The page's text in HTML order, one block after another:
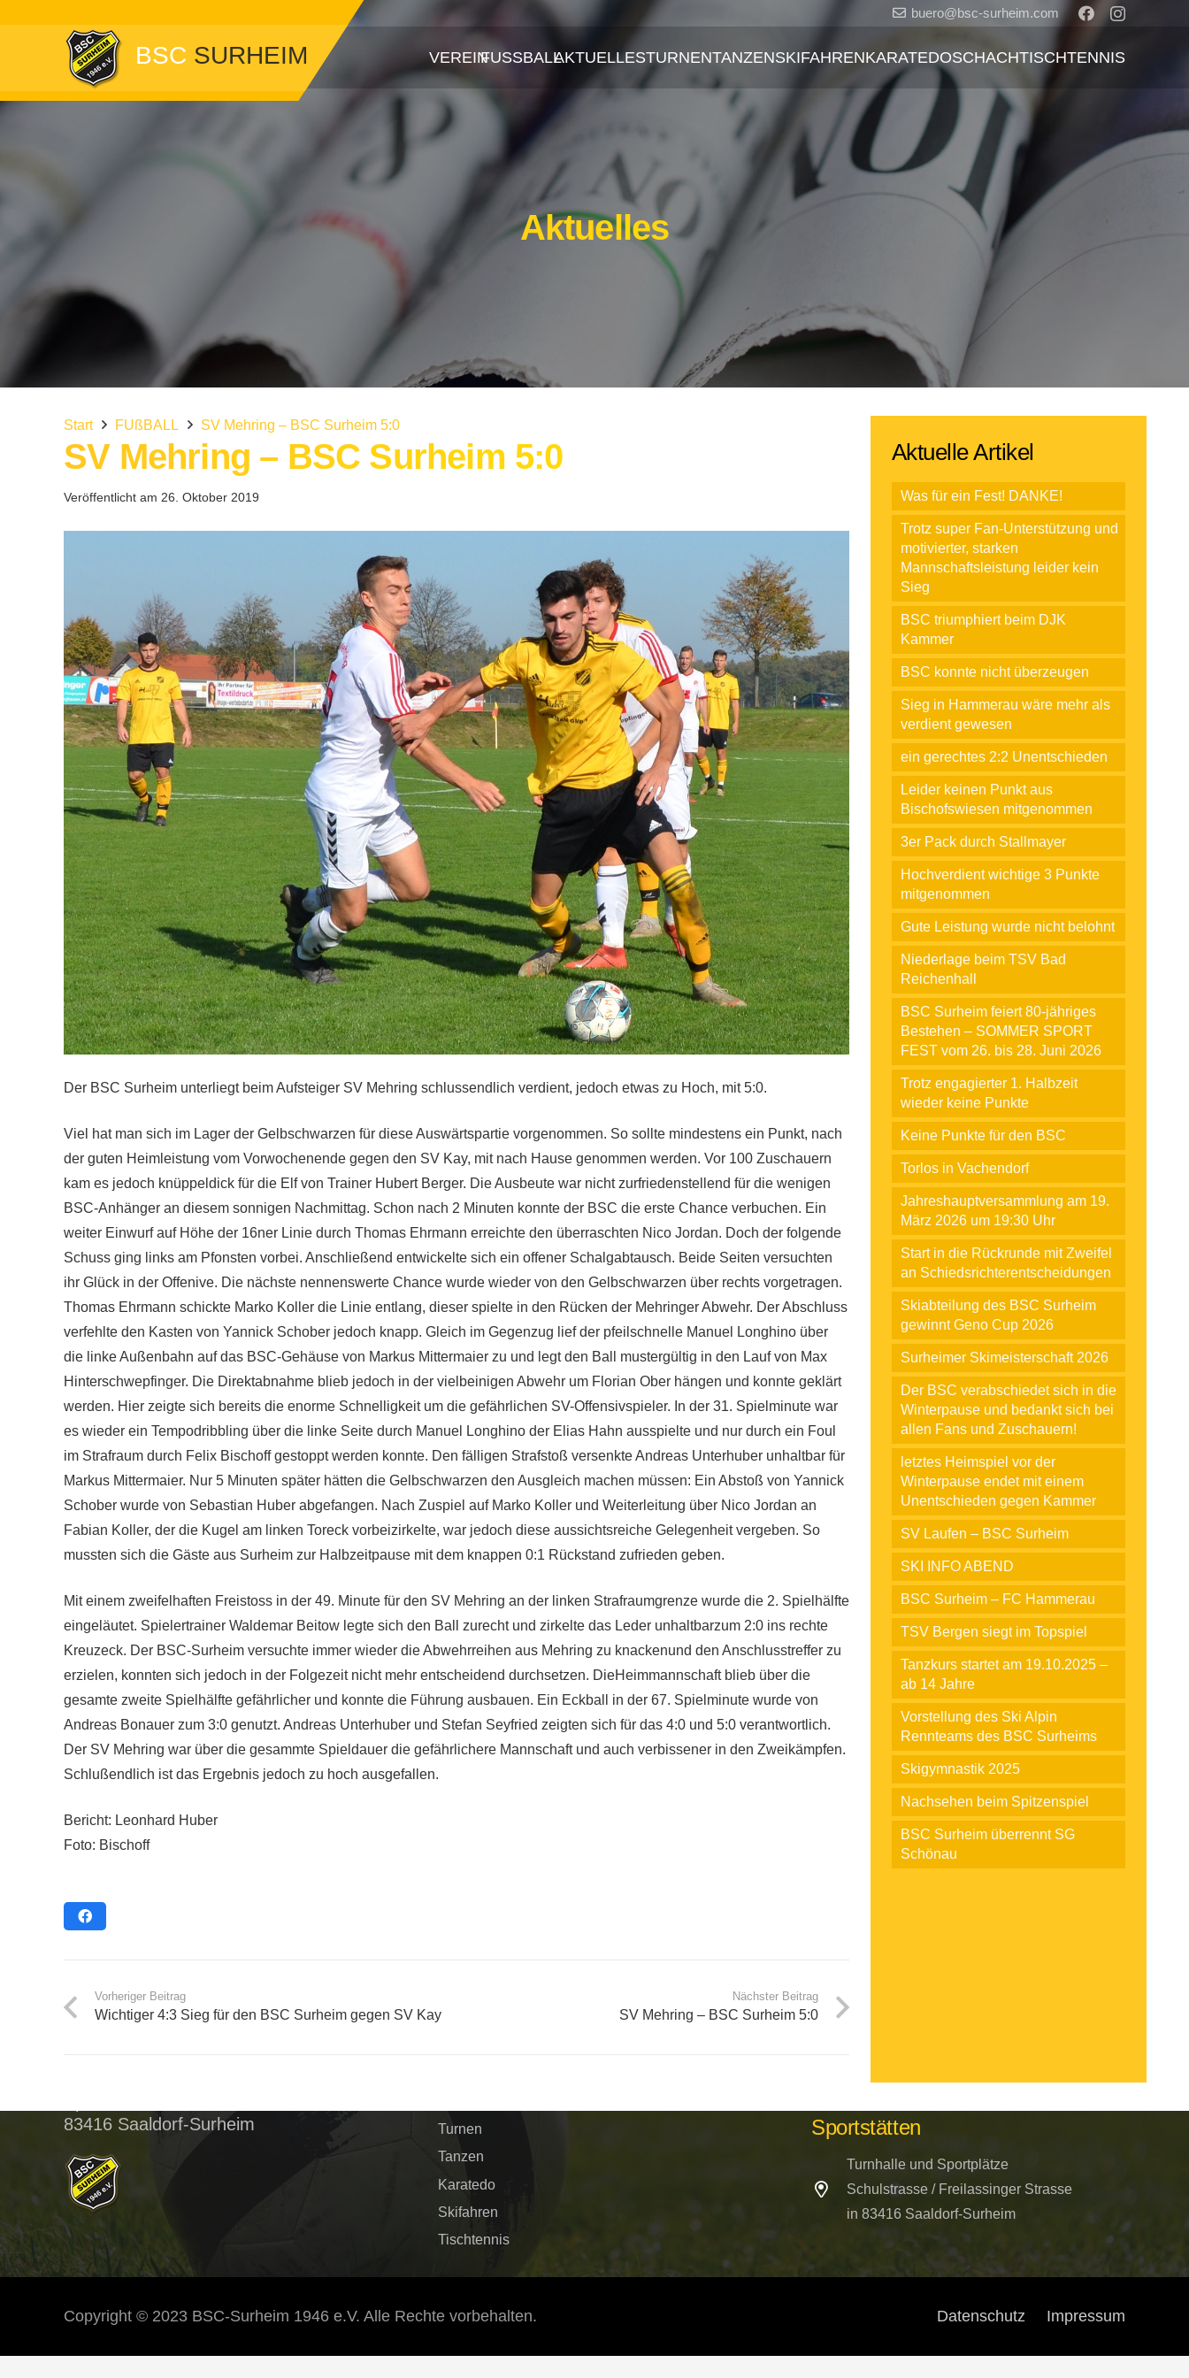
buero@bsc-surheim.com
BSC SURHEIM VEREINFUSSBALLAKTUELLESTURNENTANZENSKIFAHRENKARATEDOSCHACHTISCHTENNIS
Aktuelles
Start FUßBALL SV Mehring – BSC Surheim 5:0
SV Mehring – BSC Surheim 5:0
Veröffentlicht am 26. Oktober 2019
Der BSC Surheim unterliegt beim Aufsteiger SV Mehring schlussendlich verdient, jedoch etwas zu Hoch, mit 5:0.
Viel hat man sich im Lager der Gelbschwarzen für diese Auswärtspartie vorgenommen. So sollte mindestens ein Punkt, nach
der guten Heimleistung vom Vorwochenende gegen den SV Kay, mit nach Hause genommen werden. Vor 100 Zuschauern
kam es jedoch knüppeldick für die Elf von Trainer Hubert Berger. Die Ausbeute war nicht zurfriedenstellend für die wenigen
BSC-Anhänger an diesem sonnigen Nachmittag. Schon nach 2 Minuten konnte der BSC die erste Chance verbuchen. Ein
weiter Einwurf auf Höhe der 16ner Linie durch Thomas Ehrmann erreichte den überraschten Nico Jordan. Doch der folgende
Schuss ging links am Pfonsten vorbei. Anschließend entwickelte sich ein offener Schalgabtausch. Beide Seiten versuchten
ihr Glück in der Offenive. Die nächste nennenswerte Chance wurde wieder von den Gelbschwarzen über rechts vorgetragen.
Thomas Ehrmann schickte Marko Koller die Linie entlang, dieser spielte in den Rücken der Mehringer Abwehr. Der Abschluss
verfehlte den Kasten von Yannick Schober jedoch knapp. Gleich im Gegenzug lief der pfeilschnelle Manuel Longhino über
die linke Außenbahn auf das BSC-Gehäuse von Markus Mittermaier zu und legt den Ball mustergültig in den Lauf von Max
Hinterschwepfinger. Die Direktabnahme blieb jedoch in der vielbeinigen Abwehr um Florian Ober hängen und konnte geklärt
werden. Hier zeigte sich bereits die enorme Schnelligkeit um die gefährlichen SV-Offensivspieler. In der 31. Spielminute war
es wieder ein Tempodribbling über die linke Seite durch Manuel Longhino der Elias Hahn ausspielte und nur durch ein Foul
im Strafraum durch Felix Bischoff gestoppt werden konnte. Den fälligen Strafstoß versenkte Andreas Unterhuber unhaltbar für
Markus Mittermaier. Nur 5 Minuten später hätten die Gelbschwarzen den Ausgleich machen müssen: Ein Abstoß von Yannick
Schober wurde von Sebastian Huber abgefangen. Nach Zuspiel auf Marko Koller und Weiterleitung über Nico Jordan an
Fabian Koller, der die Kugel am linken Toreck vorbeizirkelte, war jedoch diese aussichtsreiche Gelegenheit vergeben. So
mussten sich die Gäste aus Surheim zur Halbzeitpause mit dem knappen 0:1 Rückstand zufrieden geben.
Mit einem zweifelhaften Freistoss in der 49. Minute für den SV Mehring an der linken Strafraumgrenze wurde die 2. Spielhälfte
eingeläutet. Spielertrainer Waldemar Beitow legte sich den Ball zurecht und zirkelte das Leder unhaltbarzum 2:0 ins rechte
Kreuzeck. Der BSC-Surheim versuchte immer wieder die Abwehrreihen aus Mehring zu knackenund den Anschlusstreffer zu
erzielen, konnten sich jedoch in der Folgezeit nicht mehr entscheidend durchsetzen. DieHeimmannschaft blieb über die
gesamte zweite Spielhälfte gefährlicher und konnte die Führung ausbauen. Ein Eckball in der 67. Spielminute wurde von
Andreas Bonauer zum 3:0 genutzt. Andreas Unterhuber und Stefan Seyfried zeigten sich für das 4:0 und 5:0 verantwortlich.
Der SV Mehring war über die gesammte Spieldauer die gefährlichere Mannschaft und auch verbissener in den Zweikämpfen.
Schlußendlich ist das Ergebnis jedoch zu hoch ausgefallen.
Bericht: Leonhard Huber
Foto: Bischoff
Vorheriger Beitrag
Wichtiger 4:3 Sieg für den BSC Surheim gegen SV Kay
Nächster Beitrag
SV Mehring – BSC Surheim 5:0
Aktuelle Artikel
Was für ein Fest! DANKE!
Trotz super Fan-Unterstützung und
motivierter, starken
Mannschaftsleistung leider kein
Sieg
BSC triumphiert beim DJK
Kammer
BSC konnte nicht überzeugen
Sieg in Hammerau wäre mehr als
verdient gewesen
ein gerechtes 2:2 Unentschieden
Leider keinen Punkt aus
Bischofswiesen mitgenommen
3er Pack durch Stallmayer
Hochverdient wichtige 3 Punkte
mitgenommen
Gute Leistung wurde nicht belohnt
Niederlage beim TSV Bad
Reichenhall
BSC Surheim feiert 80-jähriges
Bestehen – SOMMER SPORT
FEST vom 26. bis 28. Juni 2026
Trotz engagierter 1. Halbzeit
wieder keine Punkte
Keine Punkte für den BSC
Torlos in Vachendorf
Jahreshauptversammlung am 19.
März 2026 um 19:30 Uhr
Start in die Rückrunde mit Zweifel
an Schiedsrichterentscheidungen
Skiabteilung des BSC Surheim
gewinnt Geno Cup 2026
Surheimer Skimeisterschaft 2026
Der BSC verabschiedet sich in die
Winterpause und bedankt sich bei
allen Fans und Zuschauern!
letztes Heimspiel vor der
Winterpause endet mit einem
Unentschieden gegen Kammer
SV Laufen – BSC Surheim
SKI INFO ABEND
BSC Surheim – FC Hammerau
TSV Bergen siegt im Topspiel
Tanzkurs startet am 19.10.2025 –
ab 14 Jahre
Vorstellung des Ski Alpin
Rennteams des BSC Surheims
Skigymnastik 2025
Nachsehen beim Spitzenspiel
BSC Surheim überrennt SG
Schönau
83416 Saaldorf-Surheim
Turnen
Tanzen
Karatedo
Skifahren
Tischtennis
Sportstätten
Turnhalle und Sportplätze
Schulstrasse / Freilassinger Strasse
in 83416 Saaldorf-Surheim
Copyright © 2023 BSC-Surheim 1946 e.V. Alle Rechte vorbehalten. Datenschutz Impressum